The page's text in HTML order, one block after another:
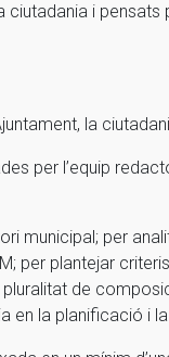
i
la
per l’equip
municipal; per
per plantejar
de
en la planificació i